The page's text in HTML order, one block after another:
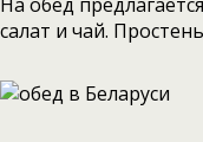
салат и чай.